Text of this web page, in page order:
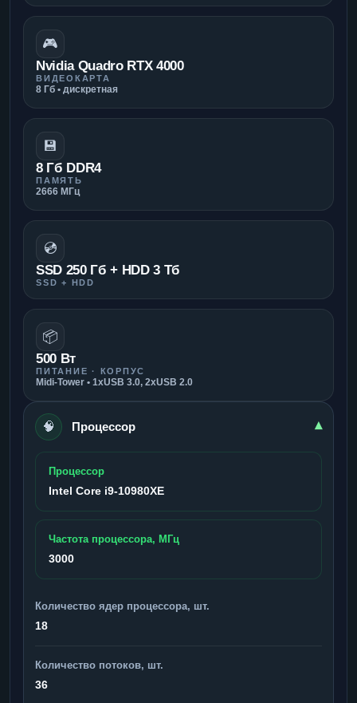
🎮
Nvidia Quadro RTX 4000
ВИДЕОКАРТА
8 Гб • дискретная
💾
8 Гб DDR4
ПАМЯТЬ
2666 МГц
💿
SSD 250 Гб + HDD 3 Тб
SSD + HDD
📦
500 Вт
ПИТАНИЕ · КОРПУС
Midi-Tower • 1xUSB 3.0, 2xUSB 2.0
🧠 Процессор ▾
Процессор
Intel Core i9-10980XE
Частота процессора, МГц
3000
Количество ядер процессора, шт.
18
Количество потоков, шт.
36